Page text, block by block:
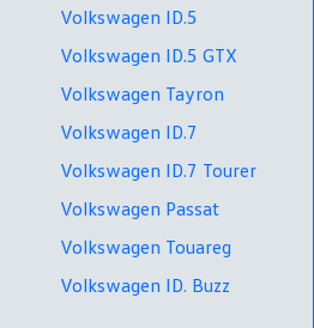
Volkswagen ID.5
Volkswagen ID.5 GTX
Volkswagen Tayron
Volkswagen ID.7
Volkswagen ID.7 Tourer
Volkswagen Passat
Volkswagen Touareg
Volkswagen ID. Buzz